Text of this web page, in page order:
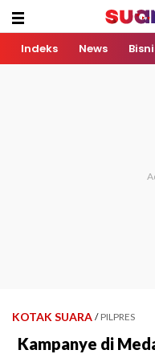
Indeks News
KOTAK SUARA / PILPRES
Kampanye di